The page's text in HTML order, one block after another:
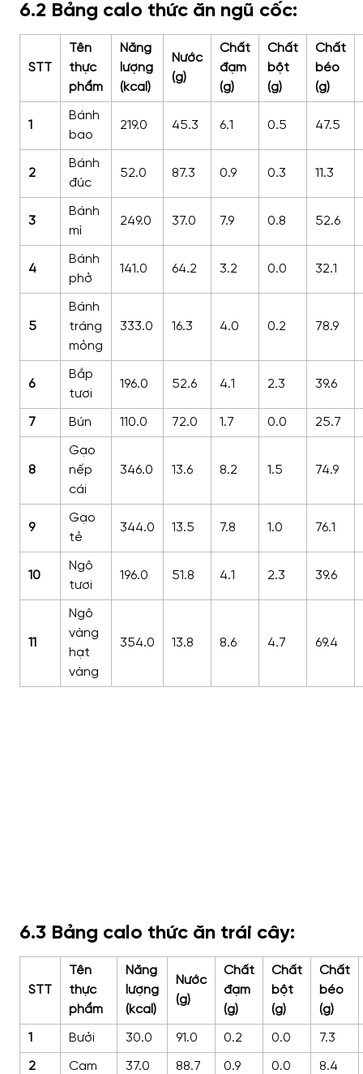
6.2 Bảng calo thức ăn ngũ cốc:
STT
Tên
thực
phẩm
Năng
lượng
(kcal)
Nước
(g)
Chất
đạm
(g)
Chất
bột
(g)
Chất
béo
(g)
1
Bánh
bao
219.0 45.3 6.1 0.5 47.5
2
Bánh
đúc
52.0 87.3 0.9 0.3 11.3
3
Bánh
mì
249.0 37.0 7.9 0.8 52.6
4
Bánh
phở
141.0 64.2 3.2 0.0 32.1
5
Bánh
tráng
mỏng
333.0 16.3 4.0 0.2 78.9
6
Bắp
tươi
196.0 52.6 4.1 2.3 39.6
7 Bún 110.0 72.0 1.7 0.0 25.7
8
Gạo
nếp
cái
346.0 13.6 8.2 1.5 74.9
9
Gạo
tẻ
344.0 13.5 7.8 1.0 76.1
10
Ngô
tươi
196.0 51.8 4.1 2.3 39.6
11
Ngô
vàng
hạt
vàng
354.0 13.8 8.6 4.7 69.4
6.3 Bảng calo thức ăn trái cây:
STT
Tên
thực
phẩm
Năng
lượng
(kcal)
Nước
(g)
Chất
đạm
(g)
Chất
bột
(g)
Chất
béo
(g)
1 Bưởi 30.0 91.0 0.2 0.0 7.3
2 Cam 37.0 88.7 0.9 0.0 8.4